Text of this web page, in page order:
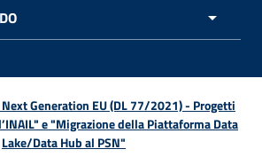
Generation EU (DL 77/2021) - Progetti
e "Migrazione della Piattaforma Data
Lake/Data Hub al PSN"